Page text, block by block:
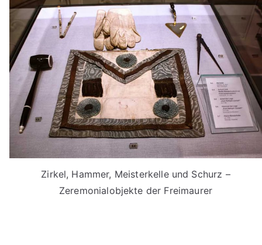
Zirkel, Hammer, Meisterkelle und Schurz –
Zeremonialobjekte der Freimaurer